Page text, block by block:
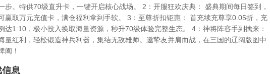
步。特供70级直升卡，一键开启核心战场。 2：开服狂欢庆典： 盛典期间每日签到，
赢取万元充值卡，满仓福利拿到手软。 3：至尊折扣钜惠： 首充续充尊享0.05折，充
达1:10，极小投入换取海量资源，秒升70级体验完整生态。 4：神将阵容手到擒来：
量红利，轻松锻造神兵利器，集结无敌雄师。邀挚友并肩而战，在三国的辽阔版图中
阖！
信息